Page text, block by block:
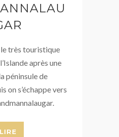
très touristique
après une
péninsule de
on s’échappe vers
LIRE